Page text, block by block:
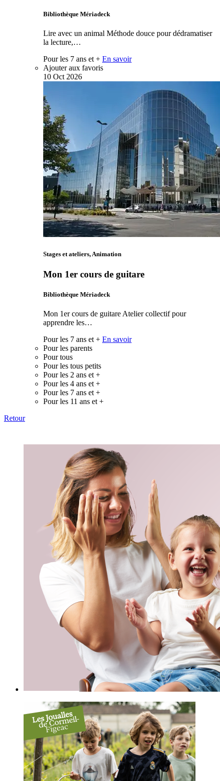
Bibliothèque Mériadeck
Lire avec un animal Méthode douce pour dédramatiser
la lecture,…
Pour les 7 ans et + En savoir
Ajouter aux favoris
10 Oct 2026
Stages et ateliers, Animation
Mon 1er cours de guitare
Bibliothèque Mériadeck
Mon 1er cours de guitare Atelier collectif pour
apprendre les…
Pour les 7 ans et + En savoir
Pour les parents
Pour tous
Pour les tous petits
Pour les 2 ans et +
Pour les 4 ans et +
Pour les 7 ans et +
Pour les 11 ans et +
Retour